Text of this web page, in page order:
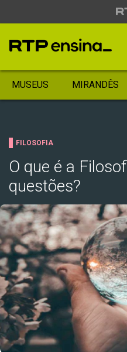
MUSEUS MIRANDÊS
FILOSOFIA
O que é a
questões?